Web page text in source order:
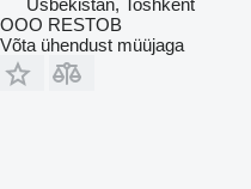
OOO RESTOB
Võta ühendust müüjaga